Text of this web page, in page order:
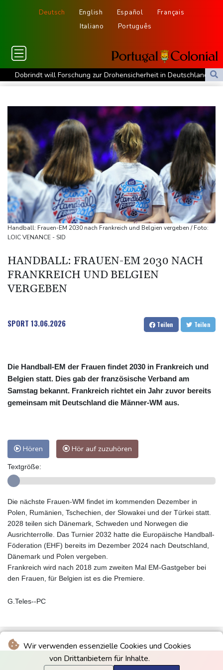
Wir verwenden essenzielle Cookies und Cookies
von Drittanbietern für Inhalte.
Deutsch English Español
Français
Italiano
Português
Dobrindt will Forschung zur Drohensicherheit in Deutschland
ausbauen
Amtsantritt von Kolumbiens Staatschef De la Espriella von
Gewalt überschattet
Basketball-WM: Geiselsöder macht gesamte Vorbereitung mit
Taifun "Dolphin": Flugausfälle, Evakuierung und höchste
Warnstufe in China
Lionel Messi trauert um Vater und langjährigen Manager Jorge
DAK-Analyse: ADHS-Neudiagnosen bei Kindern deutlich
gestiegen
Sohn: Krebs von Ex-Präsident Biden hat sich ausgebreitet und
Iran stellt harte Bedingungen für Öffnung der Straße von
Hormus
Trauerflor und Schweigeminute: Inter Miami trauert mit Messi
Handball: Frauen-EM 2030 nach Frankreich und Belgien vergeben / Foto:
LOIC VENANCE - SID
HANDBALL: FRAUEN-EM 2030 NACH
FRANKREICH UND BELGIEN
VERGEBEN
SPORT 13.06.2026 Teilen Teilen
Die Handball-EM der Frauen findet 2030 in Frankreich und
Belgien statt. Dies gab der französische Verband am
Samstag bekannt. Frankreich richtet ein Jahr zuvor bereits
gemeinsam mit Deutschland die Männer-WM aus.
Hören Hör auf zuzuhören
Textgröße:
Die nächste Frauen-WM findet im kommenden Dezember in
Polen, Rumänien, Tschechien, der Slowakei und der Türkei statt.
2028 teilen sich Dänemark, Schweden und Norwegen die
Ausrichterrolle. Das Turnier 2032 hatte die Europäische Handball-
Föderation (EHF) bereits im Dezember 2024 nach Deutschland,
Dänemark und Polen vergeben.
Frankreich wird nach 2018 zum zweiten Mal EM-Gastgeber bei
den Frauen, für Belgien ist es die Premiere.
G.Teles--PC